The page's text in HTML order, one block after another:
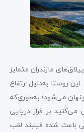
مازندران متمایز
روستا به‌دلیل ارتفاع
می‌شود؛ به‌طوری‌که
بر فراز دریایی
باعث شده فیلبند لقب